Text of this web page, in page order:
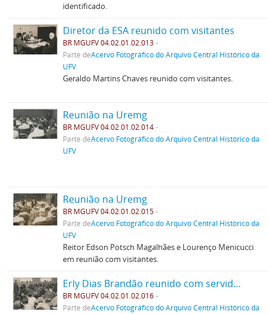
identificado.
Diretor da ESA reunido com visitantes
BR MGUFV 04.02.01.02.013
Parte deAcervo Fotográfico do Arquivo Central Histórico da
UFV
Geraldo Martins Chaves reunido com visitantes.
Reunião na Uremg
BR MGUFV 04.02.01.02.014
Parte deAcervo Fotográfico do Arquivo Central Histórico da
UFV
Reunião na Uremg
BR MGUFV 04.02.01.02.015
Parte deAcervo Fotográfico do Arquivo Central Histórico da
UFV
Reitor Edson Potsch Magalhães e Lourenço Menicucci
em reunião com visitantes.
Erly Dias Brandão reunido com servidores
BR MGUFV 04.02.01.02.016
Parte deAcervo Fotográfico do Arquivo Central Histórico da